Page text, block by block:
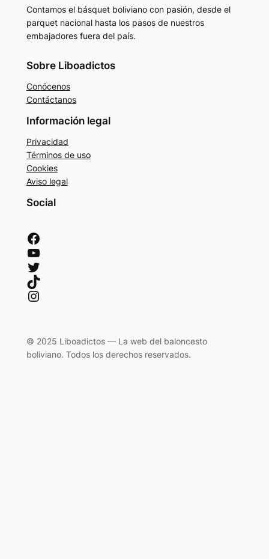
Contamos el básquet boliviano con pasión, desde el
parquet nacional hasta los pasos de nuestros
embajadores fuera del país.
Sobre Liboadictos
Conócenos
Contáctanos
Información legal
Privacidad
Términos de uso
Cookies
Aviso legal
Social
Facebook
YouTube
Twitter
TikTok
Instagram
© 2025 Liboadictos — La web del baloncesto
boliviano. Todos los derechos reservados.